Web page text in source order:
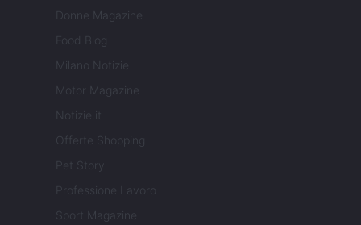
Donne Magazine
Food Blog
Milano Notizie
Motor Magazine
Notizie.it
Offerte Shopping
Pet Story
Professione Lavoro
Sport Magazine